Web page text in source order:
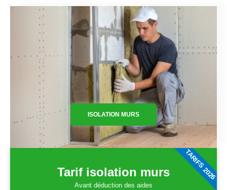
ISOLATION MURS
Tarif isolation murs
Avant déduction des aides
TARIFS 2026